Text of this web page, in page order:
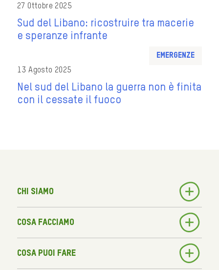
27 Ottobre 2025
Sud del Libano: ricostruire tra macerie
e speranze infrante
Emergenze
13 Agosto 2025
Nel sud del Libano la guerra non è finita
con il cessate il fuoco
Chi siamo
Cosa facciamo
Cosa puoi fare